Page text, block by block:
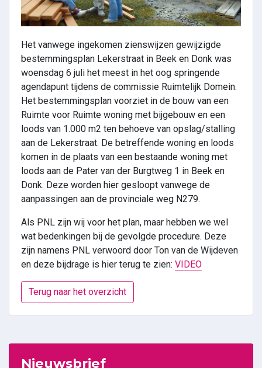
Het vanwege ingekomen zienswijzen gewijzigde
bestemmingsplan Lekerstraat in Beek en Donk was
woensdag 6 juli het meest in het oog springende
agendapunt tijdens de commissie Ruimtelijk Domein.
Het bestemmingsplan voorziet in de bouw van een
Ruimte voor Ruimte woning met bijgebouw en een
loods van 1.000 m2 ten behoeve van opslag/stalling
aan de Lekerstraat. De betreffende woning en loods
komen in de plaats van een bestaande woning met
loods aan de Pater van der Burgtweg 1 in Beek en
Donk. Deze worden hier gesloopt vanwege de
aanpassingen aan de provinciale weg N279.
Als PNL zijn wij voor het plan, maar hebben we wel
wat bedenkingen bij de gevolgde procedure. Deze
zijn namens PNL verwoord door Ton van de Wijdeven
en deze bijdrage is hier terug te zien: VIDEO
Terug naar het overzicht
Nieuwsbrief